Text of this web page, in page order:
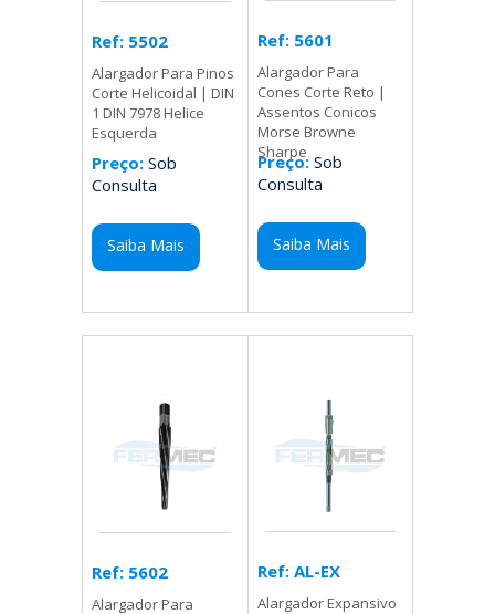
Ref: 5502
Alargador Para Pinos
Corte Helicoidal | DIN
1 DIN 7978 Helice
Esquerda
Preço: Sob
Consulta
Saiba Mais
Ref: 5601
Alargador Para
Cones Corte Reto |
Assentos Conicos
Morse Browne
Sharpe
Preço:Sob
Consulta
Saiba Mais
Ref: 5602
Alargador Para
Ref: AL-EX
Alargador Expansivo